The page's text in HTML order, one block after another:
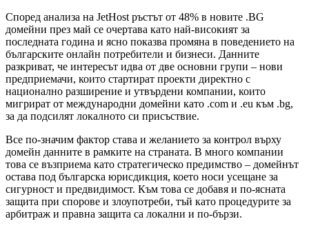
Според анализа на JetHost ръстът от 48% в новите .BG
домейни през май се очертава като най-високият за
последната година и ясно показва промяна в поведението на
българските онлайн потребители и бизнеси. Данните
разкриват, че интересът идва от две основни групи – нови
предприемачи, които стартират проекти директно с
национално разширение и утвърдени компании, които
мигрират от международни домейни като .com и .eu към .bg,
за да подсилят локалното си присъствие.
Все по-значим фактор става и желанието за контрол върху
домейн данните в рамките на страната. В много компании
това се възприема като стратегическо предимство – домейнът
остава под българска юрисдикция, което носи усещане за
сигурност и предвидимост. Към това се добавя и по-ясната
защита при спорове и злоупотреби, тъй като процедурите за
арбитраж и правна защита са локални и по-бързи.